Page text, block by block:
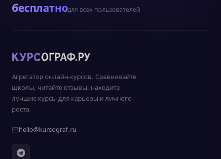
бесплатнодля всех пользователей
Агрегатор онлайн-курсов. Сравнивайте
школы, читайте отзывы, находите
лучшие курсы для карьеры и личного
роста.
hello@kursograf.ru